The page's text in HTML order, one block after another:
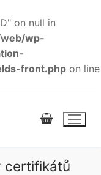
on null in
wp-
front.php on line
certifikátů